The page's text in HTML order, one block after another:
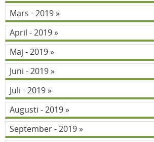
Mars - 2019
April - 2019
Maj - 2019
Juni - 2019
Juli - 2019
Augusti - 2019
September - 2019